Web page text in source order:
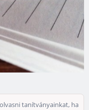
tanítványainkat, ha